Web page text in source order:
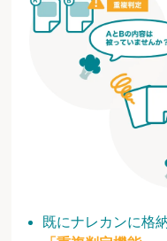
既にナレカンに格